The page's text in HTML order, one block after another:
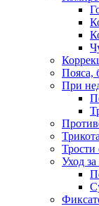
Пояса,
При
Уход